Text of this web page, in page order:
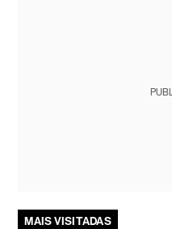
MAIS VISITADAS